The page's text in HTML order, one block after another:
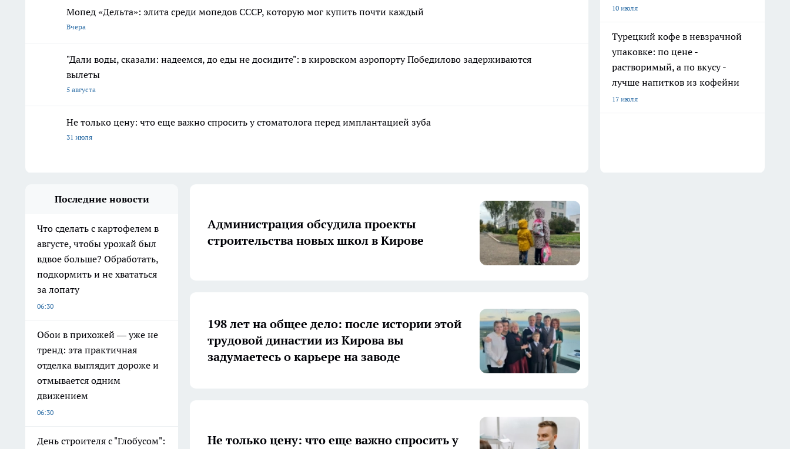
Мопед «Дельта»: элита среди мопедов СССР, которую мог купить почти каждый
Вчера
"Дали воды, сказали: надеемся, до еды не досидите": в кировском аэропорту Победилово задерживаются
вылеты
5 августа
Не только цену: что еще важно спросить у стоматолога перед имплантацией зуба
31 июля
10 июля
Турецкий кофе в невзрачной
упаковке: по цене -
растворимый, а по вкусу -
лучше напитков из кофейни
17 июля
Последние новости
Что сделать с картофелем в
августе, чтобы урожай был
вдвое больше? Обработать,
подкормить и не хвататься
за лопату
06:30
Обои в прихожей — уже не
тренд: эта практичная
отделка выглядит дороже и
отмывается одним
движением
06:30
День строителя с "Глобусом":
Администрация обсудила проекты
строительства новых школ в Кирове
198 лет на общее дело: после истории этой
трудовой династии из Кирова вы
задумаетесь о карьере на заводе
Не только цену: что еще важно спросить у